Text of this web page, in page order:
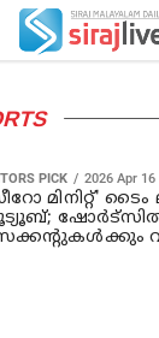
PICK 2026 Apr 16
മിനിറ്റ്' ടൈം
ഷോർട്സിൽ